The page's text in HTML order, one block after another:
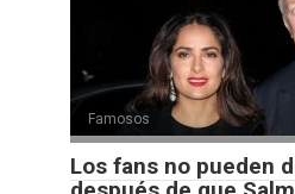
Famosos
Los fans no pueden